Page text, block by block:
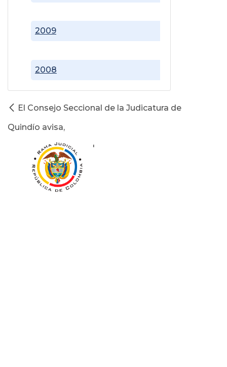
2008
2009
El Consejo Seccional de la Judicatura de
Quindío avisa,
'